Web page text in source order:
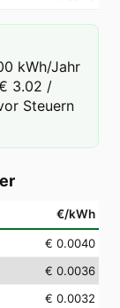
kWh/Jahr
3.02 /
Steuern
€/kWh
€ 0.0040
€ 0.0036
€ 0.0032